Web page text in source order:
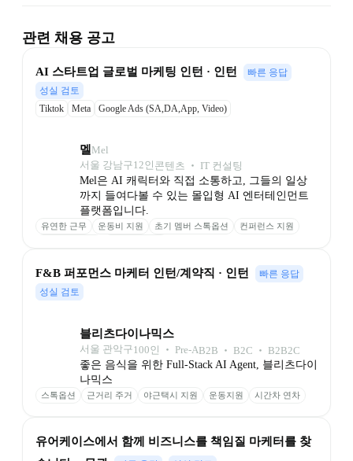
관련 채용 공고
AI 스타트업 글로벌 마케팅 인턴 · 인턴
빠른 응답
성실 검토
Tiktok
Meta Google Ads (SA,DA,App, Video)
멜 Mel
서울 강남구12인 콘텐츠 ‧ IT 컨설팅
Mel은 AI 캐릭터와 직접 소통하고, 그들의 일상
까지 들여다볼 수 있는 몰입형 AI 엔터테인먼트
플랫폼입니다.
유연한 근무 운동비 지원 초기 멤버 스톡옵션
컨퍼런스 지원
F&B 퍼포먼스 마케터 인턴/계약직 · 인턴
빠른 응답
성실 검토
블리츠다이나믹스
서울 관악구100인 ‧ Pre-AB2B ‧ B2C ‧ B2B2C
좋은 음식을 위한 Full-Stack AI Agent, 블리츠다이
나믹스
스톡옵션 근거리 주거 야근택시 지원 운동지원 시간차 연차
유어케이스에서 함께 비즈니스를 책임질 마케터를 찾